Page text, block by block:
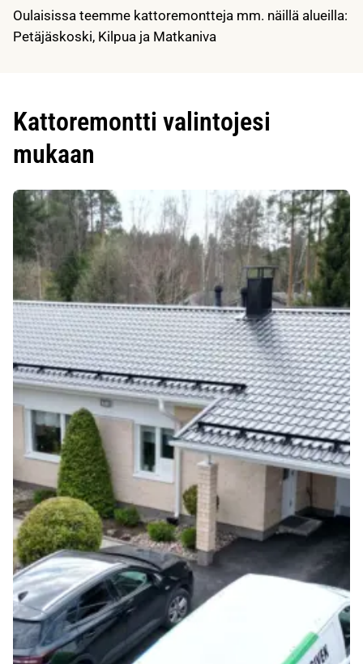
Oulaisissa teemme kattoremontteja mm. näillä alueilla:
Petäjäskoski, Kilpua ja Matkaniva
Kattoremontti valintojesi
mukaan